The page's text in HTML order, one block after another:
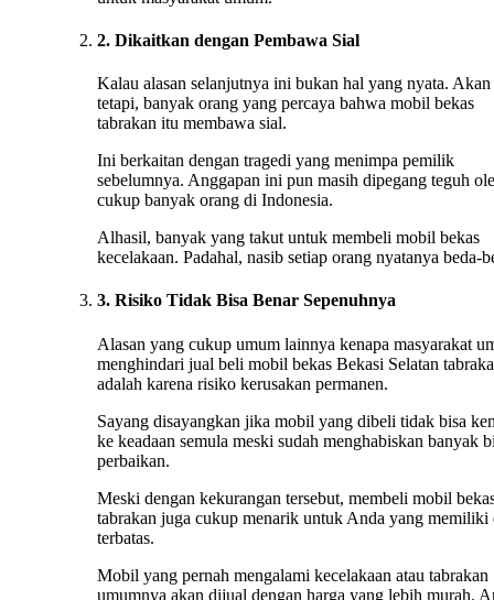
2. Dikaitkan dengan Pembawa Sial
Kalau alasan selanjutnya ini bukan hal yang nyata. Akan
tetapi, banyak orang yang percaya bahwa mobil bekas
tabrakan itu membawa sial.
Ini berkaitan dengan tragedi yang menimpa pemilik
sebelumnya. Anggapan ini pun masih dipegang teguh
cukup banyak orang di Indonesia.
Alhasil, banyak yang takut untuk membeli mobil bekas
kecelakaan. Padahal, nasib setiap orang nyatanya beda-
3. Risiko Tidak Bisa Benar Sepenuhnya
Alasan yang cukup umum lainnya kenapa masyarakat
menghindari jual beli mobil bekas Bekasi Selatan
adalah karena risiko kerusakan permanen.
Sayang disayangkan jika mobil yang dibeli tidak bisa
ke keadaan semula meski sudah menghabiskan banyak
perbaikan.
Meski dengan kekurangan tersebut, membeli mobil
tabrakan juga cukup menarik untuk Anda yang memiliki
terbatas.
Mobil yang pernah mengalami kecelakaan atau tabrakan
umumnya akan dijual dengan harga yang lebih murah.